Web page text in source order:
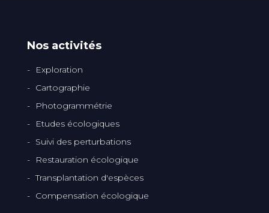
Nos activités
Exploration
Cartographie
Photogrammétrie
Etudes écologiques
Suivi des perturbations
Restauration écologique
Transplantation d'espèces
Compensation écologique